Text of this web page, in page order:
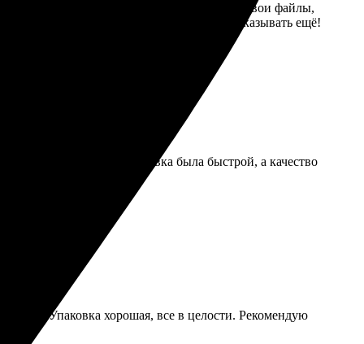
отреагировали на запрос. Отправила свои файлы,
Доставили быстро, без задержек. Буду заказывать ещё!
и загрузила фото. Доставка была быстрой, а качество
Упаковка хорошая, все в целости. Рекомендую